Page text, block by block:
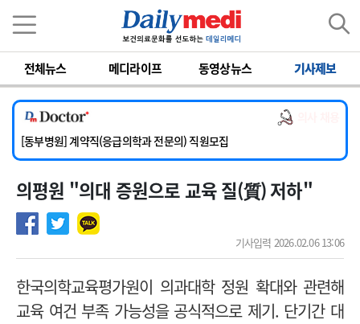
전체뉴스 메디라이프 동영상뉴스 기사제보
[서울아산병원] 2026년 하반기 인턴 모집
[영남대학교의료원] 마취통증의학과 임기제 임상의사 채용
[충남대학교병원] 소아청소년과(소아응급전담) 계약직 의사 공개채용
[동부병원] 계약직(응급의학과 전문의) 직원모집
[이대목동병원] 하반기 전공의(레지던트1년차) 모집
[서울아산병원] 2026년 하반기 인턴 모집
[영남대학교의료원] 마취통증의학과 임기제 임상의사 채용
의평원 "의대 증원으로 교육 질(質) 저하"
기사입력 2026.02.06 13:06
한국의학교육평가원이 의과대학 정원 확대와 관련해
교육 여건 부족 가능성을 공식적으로 제기. 단기간 대